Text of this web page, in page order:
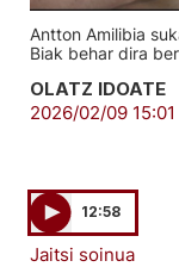
Antton Amilibia
Biak behar dira
OLATZ IDOATE
2026/02/09 15:01
12:58
Jaitsi soinua